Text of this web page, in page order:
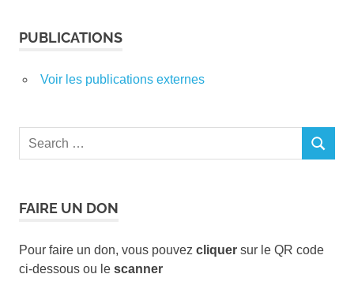
PUBLICATIONS
Voir les publications externes
Search
SEARCH
FAIRE UN DON
Pour faire un don, vous pouvez cliquer sur le QR code
ci-dessous ou le scanner